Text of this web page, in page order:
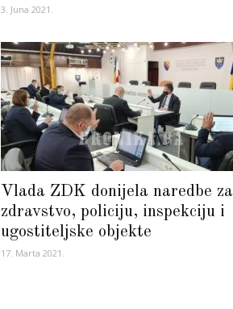
3. Juna 2021.
Vlada ZDK donijela naredbe za
zdravstvo, policiju, inspekciju i
ugostiteljske objekte
17. Marta 2021.